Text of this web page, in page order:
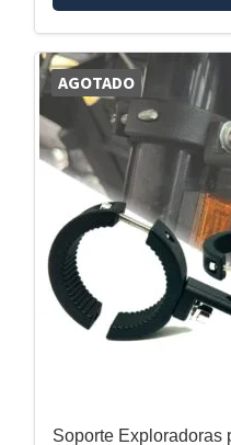
AGOTADO
Soporte Exploradoras